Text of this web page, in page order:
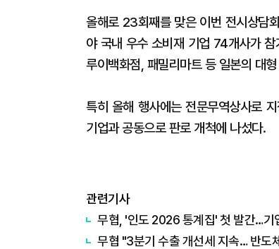
올해로 23회째를 맞은 이번 전시상
야 국내 우수 소비재 기업 74개사가
루이백화점, 패밀리마트 등 일본의 대
특히 올해 행사에는 전문무역상사로
기업과 공동으로 판로 개척에 나섰다.
관련기사
무협, '인도 2026 통계집' 첫 발간…기
무협 "3분기 수출 개선세 지속… 반도